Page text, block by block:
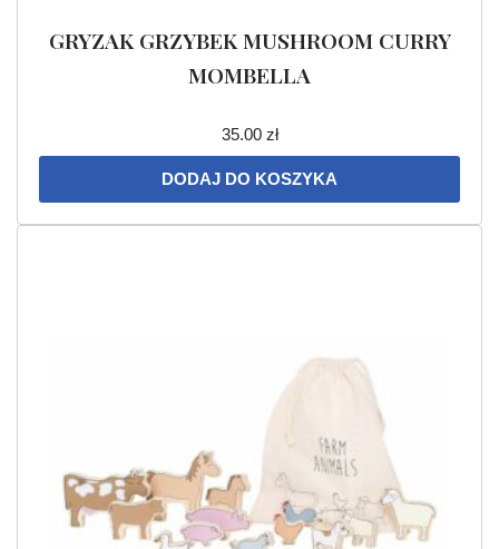
GRYZAK GRZYBEK MUSHROOM CURRY
MOMBELLA
35.00 zł
DODAJ DO KOSZYKA